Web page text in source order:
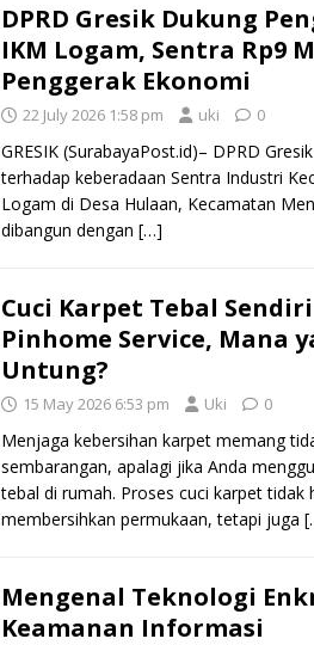
DPRD Gresik Dukung
IKM Logam, Sentra Rp9
Penggerak Ekonomi
22 July 2026 1:58 pm uki 0
GRESIK (SurabayaPost.id)– DPRD
terhadap keberadaan Sentra Industri
Logam di Desa Hulaan, Kecamatan
dibangun dengan […]
Cuci Karpet Tebal
Pinhome Service, Mana
Untung?
15 May 2026 6:53 pm Uki 0
Menjaga kebersihan karpet memang
sembarangan, apalagi jika Anda
tebal di rumah. Proses cuci karpet tidak
membersihkan permukaan, tetapi juga
Mengenal Teknologi
Keamanan Informasi